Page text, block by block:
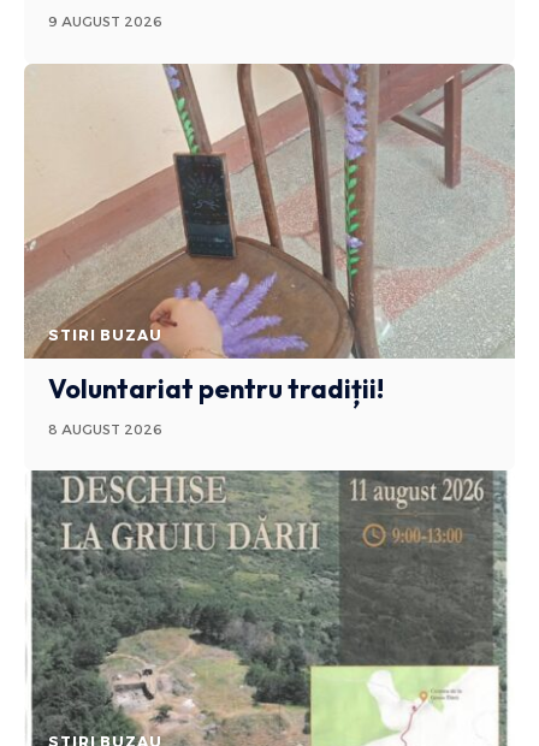
9 AUGUST 2026
STIRI BUZAU
Voluntariat pentru tradiții!
8 AUGUST 2026
STIRI BUZAU